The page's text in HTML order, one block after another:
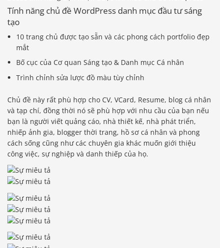
Tính năng chủ đề WordPress danh mục đầu tư sáng
tạo
10 trang chủ được tạo sẵn và các phong cách portfolio đẹp
mắt
Bố cục của Cơ quan Sáng tạo & Danh mục Cá nhân
Trình chỉnh sửa lược đồ màu tùy chỉnh
Chủ đề này rất phù hợp cho CV, VCard, Resume, blog cá nhân
và tạp chí, đồng thời nó sẽ phù hợp với nhu cầu của bạn nếu
bạn là người viết quảng cáo, nhà thiết kế, nhà phát triển,
nhiếp ảnh gia, blogger thời trang, hồ sơ cá nhân và phong
cách sống cũng như các chuyên gia khác muốn giới thiệu
công việc, sự nghiệp và danh thiếp của họ.